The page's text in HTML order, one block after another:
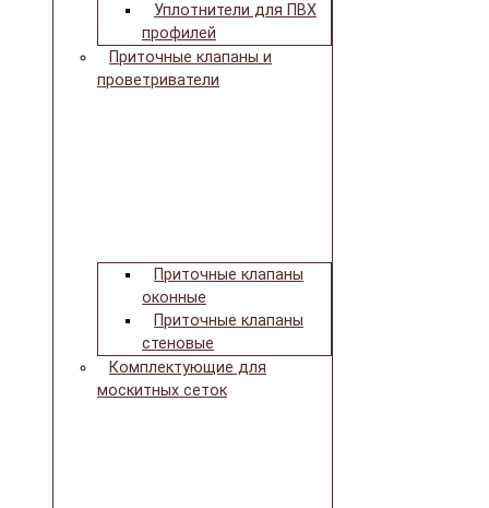
Уплотнители для ПВХ
профилей
Приточные клапаны и
проветриватели
Приточные клапаны
оконные
Приточные клапаны
стеновые
Комплектующие для
москитных сеток